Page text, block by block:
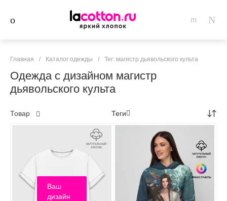
Главная / Каталог одежды / Тег: магистр дьявольского культа
Одежда с дизайном магистр
дьявольского культа
Товар Теги
Ваш
дизайн